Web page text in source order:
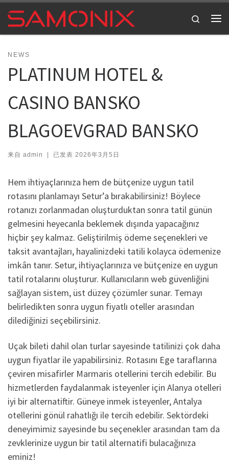
Skip to content
Search
NEWS
PLATINUM HOTEL &
CASINO BANSKO
BLAGOEVGRAD BANSKO
来自 admin 已发表 2026年3月5日
Hem ihtiyaçlarınıza hem de bütçenize uygun tatil
rotasını planlamayı Setur’a bırakabilirsiniz! Böylece
rotanızı zorlanmadan oluşturduktan sonra tatil günün
gelmesini heyecanla beklemek dışında yapacağınız
hiçbir şey kalmaz. Geliştirilmiş ödeme seçenekleri ve
taksit avantajları, hayalinizdeki tatili kolayca ödemenize
imkân tanır. Setur, ihtiyaçlarınıza ve bütçenize en uygun
tatil rotalarını oluşturur. Kullanıcıların web güvenliğini
sağlayan sistem, üst düzey çözümler sunar. Temayı
belirledikten sonra uygun fiyatlı oteller arasından
dilediğinizi seçebilirsiniz.
Uçak bileti dahil olan turlar sayesinde tatilinizi çok daha
uygun fiyatlar ile yapabilirsiniz. Rotasını Ege taraflarına
çeviren misafirler Marmaris otellerini tercih edebilir. Bu
hizmetlerden faydalanmak isteyenler için Alanya otelleri
iyi bir alternatiftir. Güneye inmek isteyenler, Antalya
otellerini gönül rahatlığı ile tercih edebilir. Sektördeki
deneyimimiz sayesinde bu seçenekler arasından tam da
zevklerinize uygun bir tatil alternatifi bulacağınıza
eminiz!